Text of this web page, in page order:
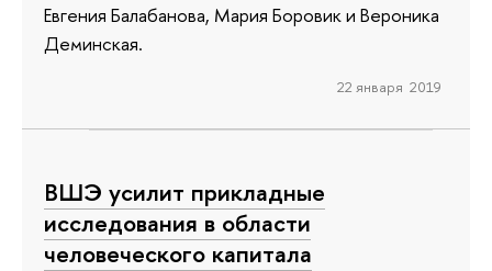
Евгения Балабанова, Мария Боровик и Вероника
Деминская.
22 января 2019
ВШЭ усилит прикладные
исследования в области
человеческого капитала